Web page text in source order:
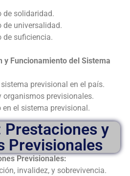
de solidaridad.
de universalidad.
de suficiencia.
y Funcionamiento del Sistema
previsional en el país.
organismos previsionales.
en el sistema previsional.
Prestaciones y
Previsionales
Previsionales:
invalidez, y sobrevivencia.